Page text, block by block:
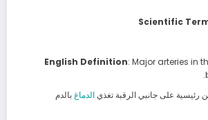
Scientific
English Definition: Major arteries in
رئيسية على جانبي الرقبة تغذيالدماغبالدم